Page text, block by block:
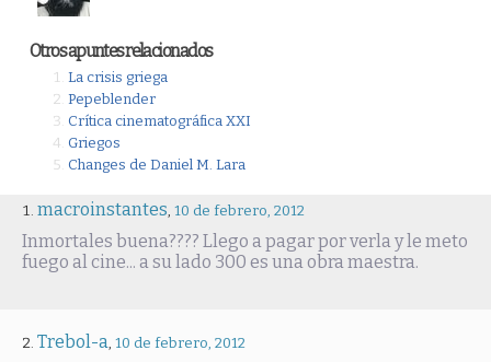
Otros apuntes relacionados
La crisis griega
Pepeblender
Crítica cinematográfica XXI
Griegos
Changes de Daniel M. Lara
macroinstantes, 10 de febrero, 2012
Inmortales buena???? Llego a pagar por verla y le meto
fuego al cine... a su lado 300 es una obra maestra.
Trebol-a, 10 de febrero, 2012